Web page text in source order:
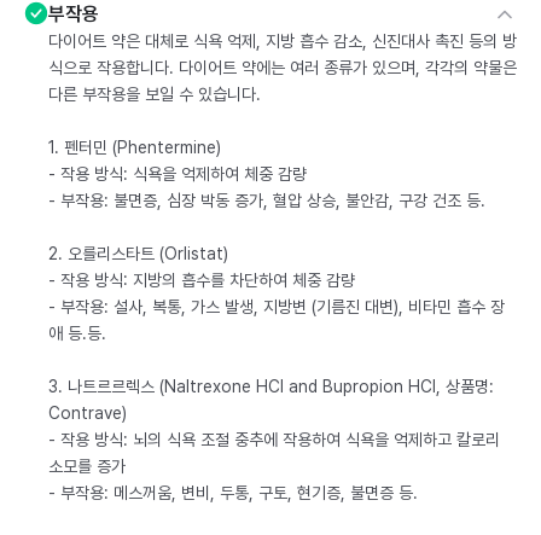
부작용
다이어트 약은 대체로 식욕 억제, 지방 흡수 감소, 신진대사 촉진 등의 방
식으로 작용합니다. 다이어트 약에는 여러 종류가 있으며, 각각의 약물은
다른 부작용을 보일 수 있습니다.
1. 펜터민 (Phentermine)
- 작용 방식: 식욕을 억제하여 체중 감량
- 부작용: 불면증, 심장 박동 증가, 혈압 상승, 불안감, 구강 건조 등.
2. 오를리스타트 (Orlistat)
- 작용 방식: 지방의 흡수를 차단하여 체중 감량
- 부작용: 설사, 복통, 가스 발생, 지방변 (기름진 대변), 비타민 흡수 장
애 등.등.
3. 나트르르렉스 (Naltrexone HCl and Bupropion HCl, 상품명:
Contrave)
- 작용 방식: 뇌의 식욕 조절 중추에 작용하여 식욕을 억제하고 칼로리
소모를 증가
- 부작용: 메스꺼움, 변비, 두통, 구토, 현기증, 불면증 등.